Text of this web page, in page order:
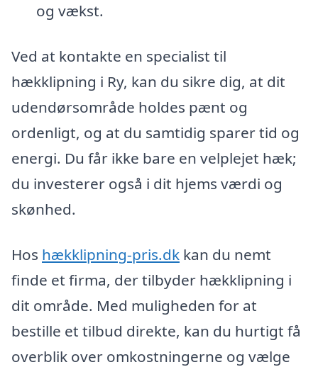
og vækst.
Ved at kontakte en specialist til
hækklipning i Ry, kan du sikre dig, at dit
udendørsområde holdes pænt og
ordenligt, og at du samtidig sparer tid og
energi. Du får ikke bare en velplejet hæk;
du investerer også i dit hjems værdi og
skønhed.
Hos hækklipning-pris.dk kan du nemt
finde et firma, der tilbyder hækklipning i
dit område. Med muligheden for at
bestille et tilbud direkte, kan du hurtigt få
overblik over omkostningerne og vælge